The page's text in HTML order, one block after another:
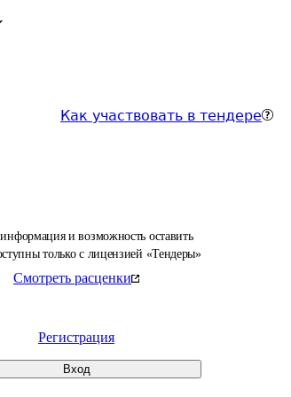
Как участвовать в тендере
и возможность оставить
только с лицензией «Тендеры»
Смотреть расценки
Регистрация
Вход